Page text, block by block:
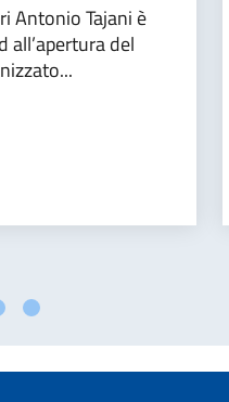
Antonio Tajani è
del